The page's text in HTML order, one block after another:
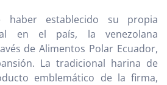
establecido su propia
en el país, la venezolana
de Alimentos Polar Ecuador,
La tradicional harina de
emblemático de la firma,